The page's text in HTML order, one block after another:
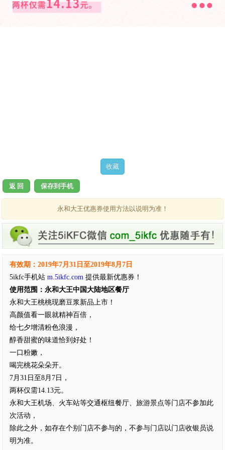
返 回 保存到手机
永和大王优惠券使用方法以说明为准！
有效期：2019年7月31日至2019年8月7日
5ikfc手机站 m.5ikfc.com 提供最新优惠券！
使用范围：永和大王中国大陆地区餐厅
永和大王桃桃现磨豆浆新品上市！
高颜值看一眼就精神百倍，
给七夕增清粉色浪漫，
醇香甜蜜的味道恰到好处！
一口粉嫩，
喝完桃花朵朵开。
7月31日至8月7日，
两杯仅需14.13元。
永和大王机场、火车站等交通枢纽餐厅、旅游景点等门店不参加此
次活动，
除此之外，如存在个别门店不参与的，不参与门店以门店收银员说
明为准。